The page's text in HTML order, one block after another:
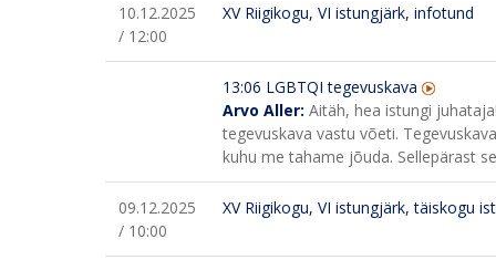
10.12.2025
/ 12:00
XV Riigikogu, VI istungjärk, infotund
13:06 LGBTQI tegevuskava
Arvo Aller: Aitäh, hea istungi
tegevuskava vastu võeti.
kuhu me tahame jõuda. Sellepärast
09.12.2025
/ 10:00
XV Riigikogu, VI istungjärk, täiskogu